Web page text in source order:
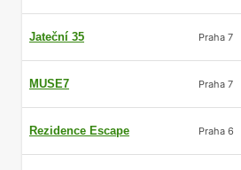
Jateční 35 Praha 7
MUSE7 Praha 7
Rezidence Escape Praha 6